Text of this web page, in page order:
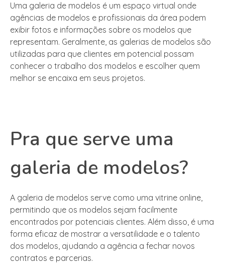
Uma galeria de modelos é um espaço virtual onde
agências de modelos e profissionais da área podem
exibir fotos e informações sobre os modelos que
representam. Geralmente, as galerias de modelos são
utilizadas para que clientes em potencial possam
conhecer o trabalho dos modelos e escolher quem
melhor se encaixa em seus projetos.
Pra que serve uma
galeria de modelos?
A galeria de modelos serve como uma vitrine online,
permitindo que os modelos sejam facilmente
encontrados por potenciais clientes. Além disso, é uma
forma eficaz de mostrar a versatilidade e o talento
dos modelos, ajudando a agência a fechar novos
contratos e parcerias.